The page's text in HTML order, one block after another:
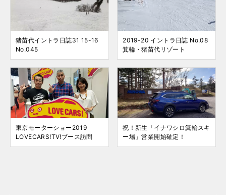
猪苗代イントラ日誌31 15-16
No.045
2019-20 イントラ日誌 No.08
箕輪・猪苗代リゾート
東京モーターショー2019
LOVECARS!TV!ブース訪問
祝！新生「イナワシロ箕輪スキ
ー場」営業開始確定！